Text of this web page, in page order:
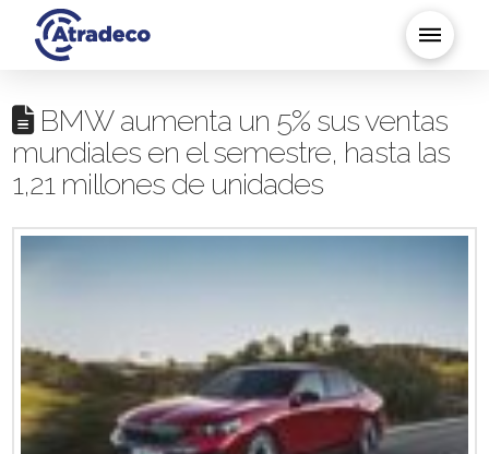
BMW aumenta un 5% sus ventas
mundiales en el semestre, hasta las
1,21 millones de unidades